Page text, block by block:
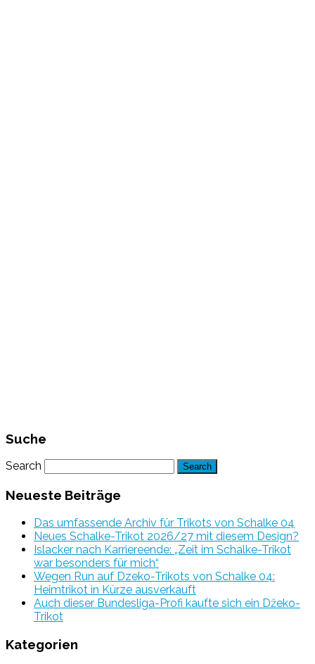
Suche
Search
Neueste Beiträge
Das umfassende Archiv für Trikots von Schalke 04
Neues Schalke-Trikot 2026/27 mit diesem Design?
Islacker nach Karriereende: „Zeit im Schalke-Trikot
war besonders für mich“
Wegen Run auf Dzeko-Trikots von Schalke 04:
Heimtrikot in Kürze ausverkauft
Auch dieser Bundesliga-Profi kaufte sich ein Džeko-
Trikot
Kategorien